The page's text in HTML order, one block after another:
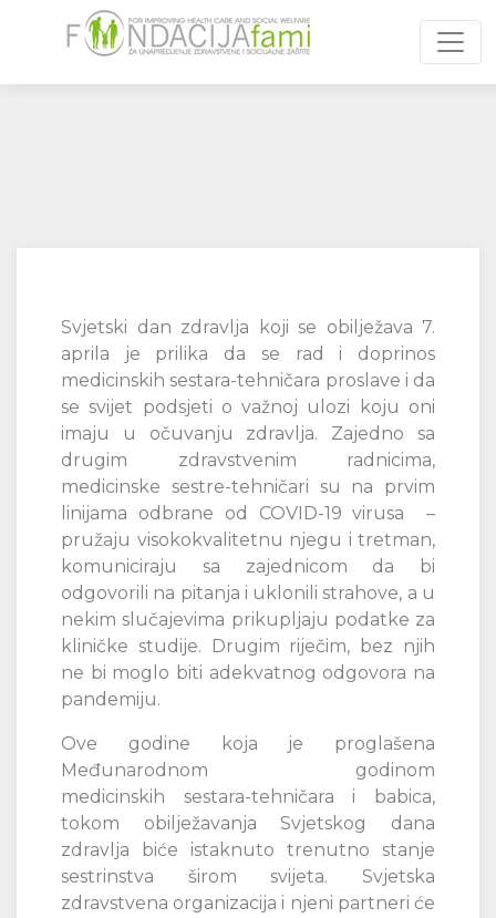
Svjetski dan zdravlja koji se obilježava 7.
aprila je prilika da se rad i doprinos
medicinskih sestara-tehničara proslave i da
se svijet podsjeti o važnoj ulozi koju oni
imaju u očuvanju zdravlja. Zajedno sa
drugim zdravstvenim radnicima,
medicinske sestre-tehničari su na prvim
linijama odbrane od COVID-19 virusa –
pružaju visokokvalitetnu njegu i tretman,
komuniciraju sa zajednicom da bi
odgovorili na pitanja i uklonili strahove, a u
nekim slučajevima prikupljaju podatke za
kliničke studije. Drugim riječim, bez njih
ne bi moglo biti adekvatnog odgovora na
pandemiju.
Ove godine koja je proglašena
Međunarodnom godinom
medicinskih sestara-tehničara i babica,
tokom obilježavanja Svjetskog dana
zdravlja biće istaknuto trenutno stanje
sestrinstva širom svijeta. Svjetska
zdravstvena organizacija i njeni partneri će